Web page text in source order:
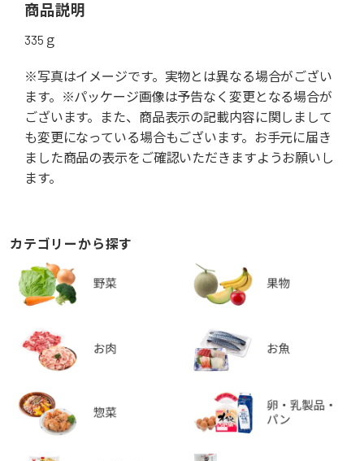
商品説明
335ｇ
※写真はイメージです。実物とは異なる場合がござい
ます。※パッケージ画像は予告なく変更となる場合が
ございます。また、商品表示の記載内容に関しまして
も変更になっている場合もございます。お手元に届き
ました商品の表示をご確認いただきますようお願いし
ます。
カテゴリーから探す